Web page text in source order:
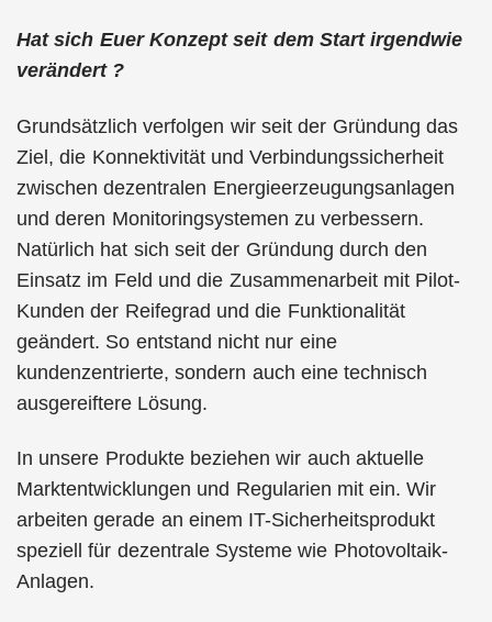
Hat sich Euer Konzept seit dem Start irgendwie
verändert ?
Grundsätzlich verfolgen wir seit der Gründung das
Ziel, die Konnektivität und Verbindungssicherheit
zwischen dezentralen Energieerzeugungsanlagen
und deren Monitoringsystemen zu verbessern.
Natürlich hat sich seit der Gründung durch den
Einsatz im Feld und die Zusammenarbeit mit Pilot-
Kunden der Reifegrad und die Funktionalität
geändert. So entstand nicht nur eine
kundenzentrierte, sondern auch eine technisch
ausgereiftere Lösung.
In unsere Produkte beziehen wir auch aktuelle
Marktentwicklungen und Regularien mit ein. Wir
arbeiten gerade an einem IT-Sicherheitsprodukt
speziell für dezentrale Systeme wie Photovoltaik-
Anlagen.